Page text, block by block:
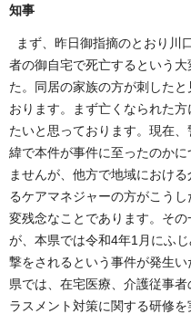
知事
まず、昨日御指摘のとおり川
者の御自宅で死亡するという
た。同居の家族の方が刺した
おります。まず亡くなられた
たいと思っております。現在
緯で本件が事件に至ったのか
ませんが、他方で地域におけ
るケアマネジャーの方がこう
変残念なことであります。そ
が、本県では令和4年1月にふ
撃をされるという事件が発生
県では、在宅医療、介護従事
ラスメント対策に関する研修